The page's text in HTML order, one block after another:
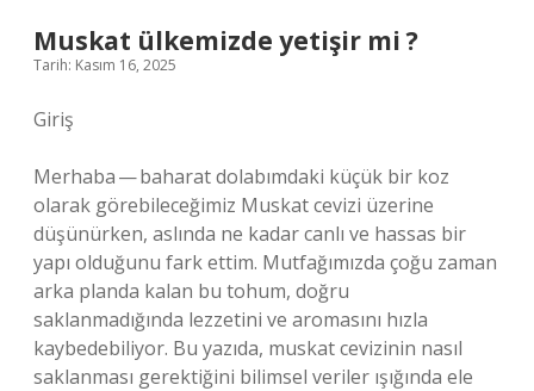
Muskat ülkemizde yetişir mi ?
Tarih: Kasım 16, 2025
Giriş
Merhaba — baharat dolabımdaki küçük bir koz
olarak görebileceğimiz Muskat ceviz­i üzerine
düşünürken, aslında ne kadar canlı ve hassas bir
yapı olduğunu fark ettim. Mutfağımızda çoğu zaman
arka planda kalan bu tohum, doğru
saklanmadığında lezzetini ve aromasını hızla
kaybedebiliyor. Bu yazıda, muskat cevizinin nasıl
saklanması gerektiğini bilimsel veriler ışığında ele